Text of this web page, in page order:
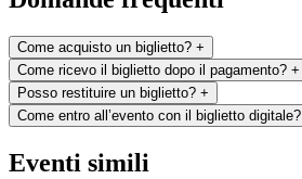
Come acquisto un biglietto? +
Come ricevo il biglietto dopo il pagamento? +
Posso restituire un biglietto? +
Come entro all’evento con il biglietto digitale?
Eventi simili